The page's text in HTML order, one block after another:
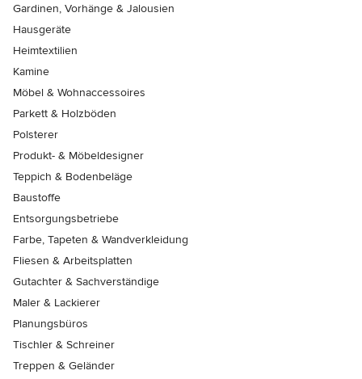
Gardinen, Vorhänge & Jalousien
Hausgeräte
Heimtextilien
Kamine
Möbel & Wohnaccessoires
Parkett & Holzböden
Polsterer
Produkt- & Möbeldesigner
Teppich & Bodenbeläge
Baustoffe
Entsorgungsbetriebe
Farbe, Tapeten & Wandverkleidung
Fliesen & Arbeitsplatten
Gutachter & Sachverständige
Maler & Lackierer
Planungsbüros
Tischler & Schreiner
Treppen & Geländer